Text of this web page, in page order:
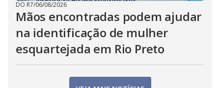
DO R7/06/08/2026
Mãos encontradas podem ajudar
na identificação de mulher
esquartejada em Rio Preto